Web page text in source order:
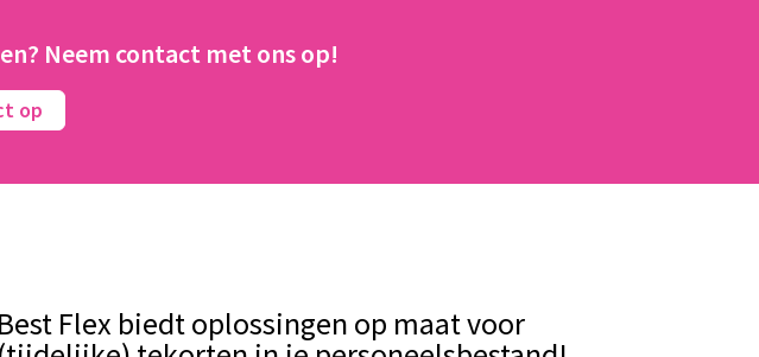
Neem contact met ons op!
op
Best Flex biedt oplossingen op maat voor